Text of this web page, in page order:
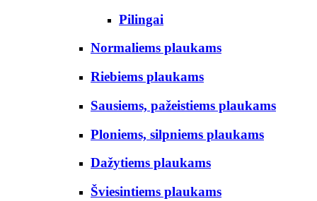
Pilingai
Normaliems plaukams
Riebiems plaukams
Sausiems, pažeistiems plaukams
Ploniems, silpniems plaukams
Dažytiems plaukams
Šviesintiems plaukams